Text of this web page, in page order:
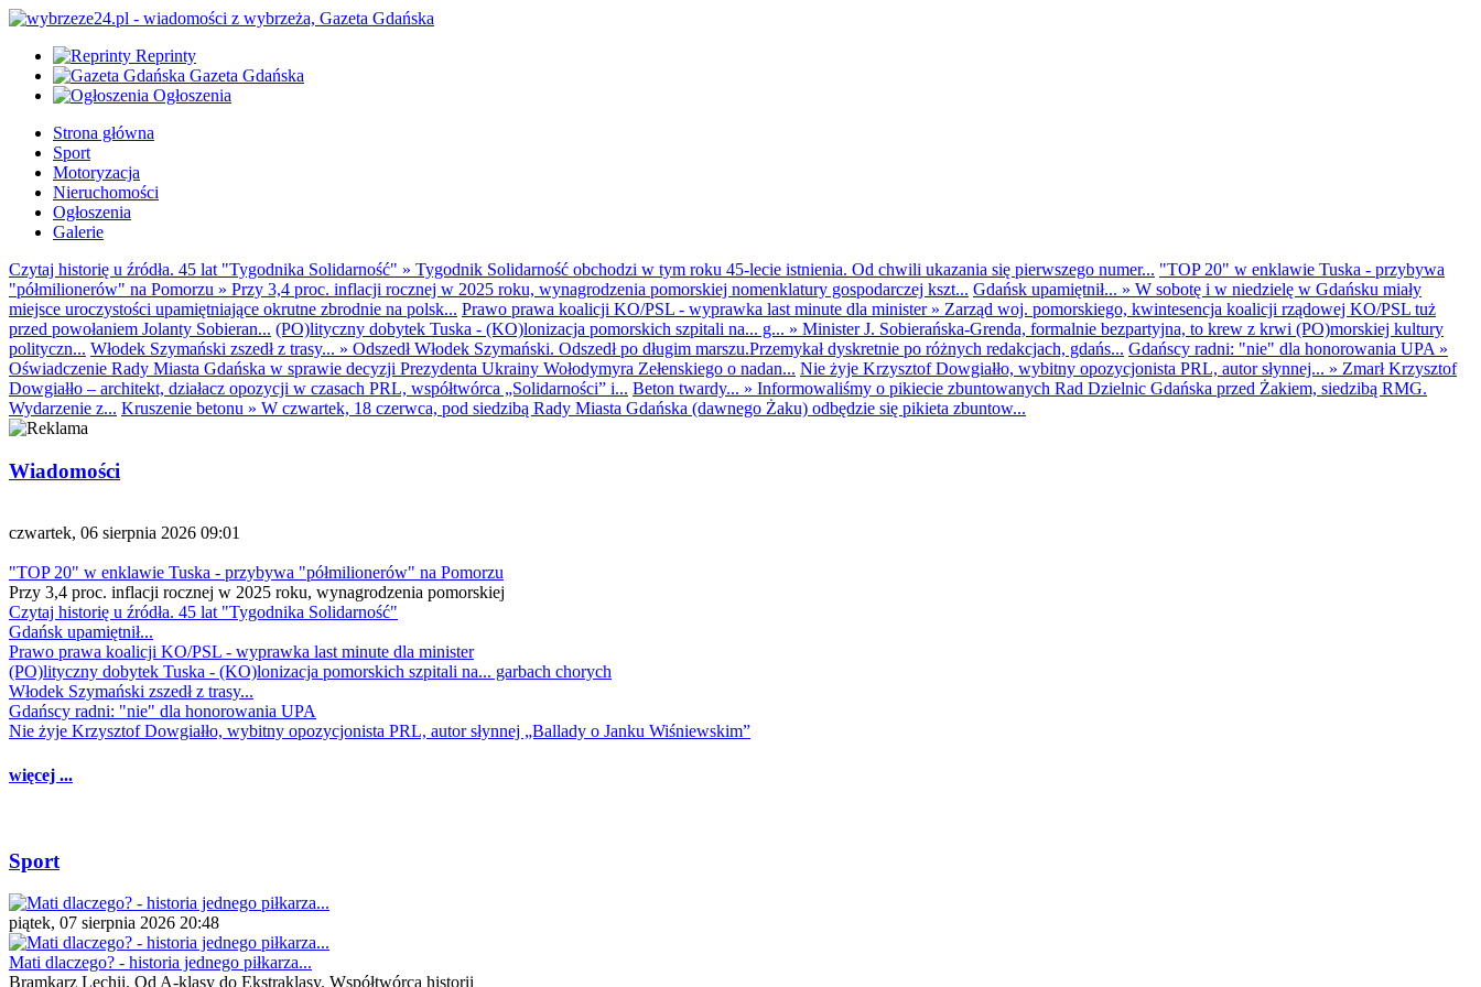
Reprinty
Gazeta Gdańska
Ogłoszenia
Strona główna
Sport
Motoryzacja
Nieruchomości
Ogłoszenia
Galerie
Czytaj historię u źródła. 45 lat "Tygodnika Solidarność" » Tygodnik Solidarność obchodzi w tym roku 45-lecie istnienia. Od chwili ukazania się pierwszego numer... "TOP 20" w enklawie Tuska - przybywa
"półmilionerów" na Pomorzu » Przy 3,4 proc. inflacji rocznej w 2025 roku, wynagrodzenia pomorskiej nomenklatury gospodarczej kszt... Gdańsk upamiętnił... » W sobotę i w niedzielę w Gdańsku miały
miejsce uroczystości upamiętniające okrutne zbrodnie na polsk... Prawo prawa koalicji KO/PSL - wyprawka last minute dla minister» Zarząd woj. pomorskiego, kwintesencja koalicji rządowej KO/PSL tuż
przed powołaniem Jolanty Sobieran... (PO)lityczny dobytek Tuska - (KO)lonizacja pomorskich szpitali na... g... » Minister J. Sobierańska-Grenda, formalnie bezpartyjna, to krew z krwi (PO)morskiej kultury
polityczn... Włodek Szymański zszedł z trasy... » Odszedł Włodek Szymański. Odszedł po długim marszu.Przemykał dyskretnie po różnych redakcjach, gdańs... Gdańscy radni: "nie" dla honorowania UPA »
Oświadczenie Rady Miasta Gdańska w sprawie decyzji Prezydenta Ukrainy Wołodymyra Zełenskiego o nadan... Nie żyje Krzysztof Dowgiałło, wybitny opozycjonista PRL, autor słynnej... » Zmarł Krzysztof
Dowgiałło – architekt, działacz opozycji w czasach PRL, współtwórca „Solidarności” i... Beton twardy... » Informowaliśmy o pikiecie zbuntowanych Rad Dzielnic Gdańska przed Żakiem, siedzibą RMG.
Wydarzenie z... Kruszenie betonu » W czwartek, 18 czerwca, pod siedzibą Rady Miasta Gdańska (dawnego Żaku) odbędzie się pikieta zbuntow...
Wiadomości
czwartek, 06 sierpnia 2026 09:01
"TOP 20" w enklawie Tuska - przybywa "półmilionerów" na Pomorzu
Przy 3,4 proc. inflacji rocznej w 2025 roku, wynagrodzenia pomorskiej
Czytaj historię u źródła. 45 lat "Tygodnika Solidarność"
Gdańsk upamiętnił...
Prawo prawa koalicji KO/PSL - wyprawka last minute dla minister
(PO)lityczny dobytek Tuska - (KO)lonizacja pomorskich szpitali na... garbach chorych
Włodek Szymański zszedł z trasy...
Gdańscy radni: "nie" dla honorowania UPA
Nie żyje Krzysztof Dowgiałło, wybitny opozycjonista PRL, autor słynnej „Ballady o Janku Wiśniewskim”
więcej ...
Sport
piątek, 07 sierpnia 2026 20:48
Mati dlaczego? - historia jednego piłkarza...
Bramkarz Lechii. Od A-klasy do Ekstraklasy. Współtwórca historii